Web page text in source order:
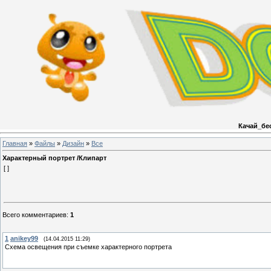
Главная » Файлы » Дизайн » Все
Характерный портрет /Клипарт
[ ]
Всего комментариев: 1
1 anikey99 (14.04.2015 11:29)
Схема освещения при съемке характерного портрета